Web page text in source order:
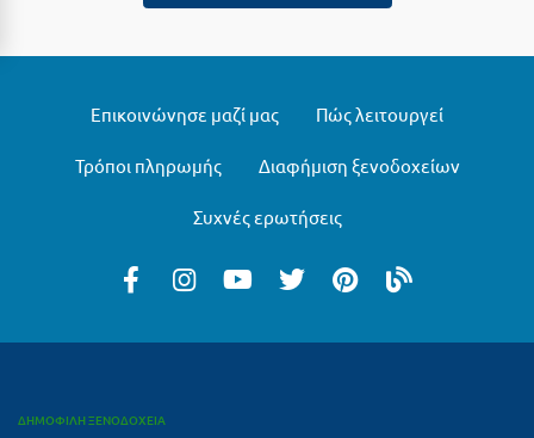
Παραλία Λιτοχώρου
Επικοινώνησε μαζί μας Πώς λειτουργεί
Τρόποι πληρωμής Διαφήμιση ξενοδοχείων
Συχνές ερωτήσεις
ΔΗΜΟΦΙΛΗ ΞΕΝΟΔΟΧΕΙΑ